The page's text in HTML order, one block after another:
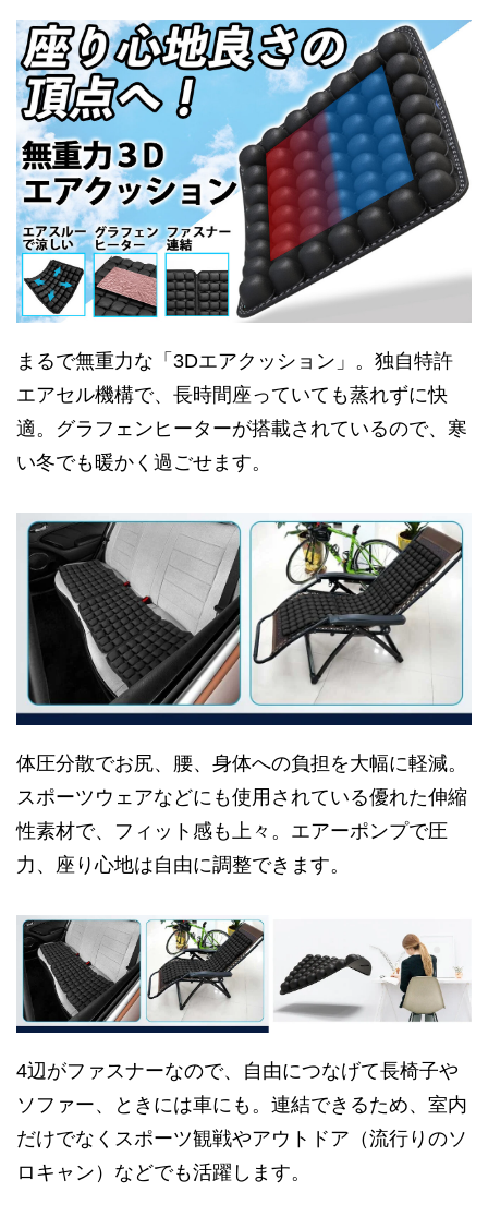
まるで無重力な「3Dエアクッション」。独自特許
エアセル機構で、長時間座っていても蒸れずに快
適。グラフェンヒーターが搭載されているので、寒
い冬でも暖かく過ごせます。
体圧分散でお尻、腰、身体への負担を大幅に軽減。
スポーツウェアなどにも使用されている優れた伸縮
性素材で、フィット感も上々。エアーポンプで圧
力、座り心地は自由に調整できます。
4辺がファスナーなので、自由につなげて長椅子や
ソファー、ときには車にも。連結できるため、室内
だけでなくスポーツ観戦やアウトドア（流行りのソ
ロキャン）などでも活躍します。